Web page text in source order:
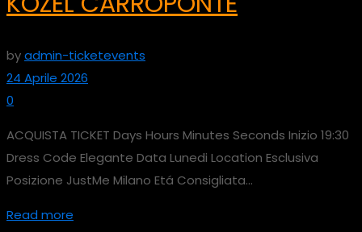
byadmin-ticketevents
24 Aprile 2026
0
ACQUISTA TICKET Days Hours Minutes Seconds Inizio 19:30
Dress Code Elegante Data Lunedi Location Esclusiva
Posizione JustMe Milano Etá Consigliata...
Read more